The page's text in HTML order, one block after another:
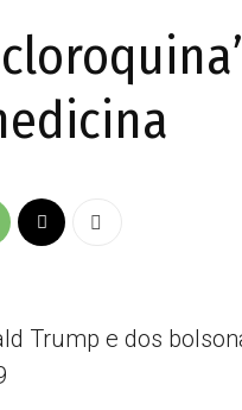
Trump e dos